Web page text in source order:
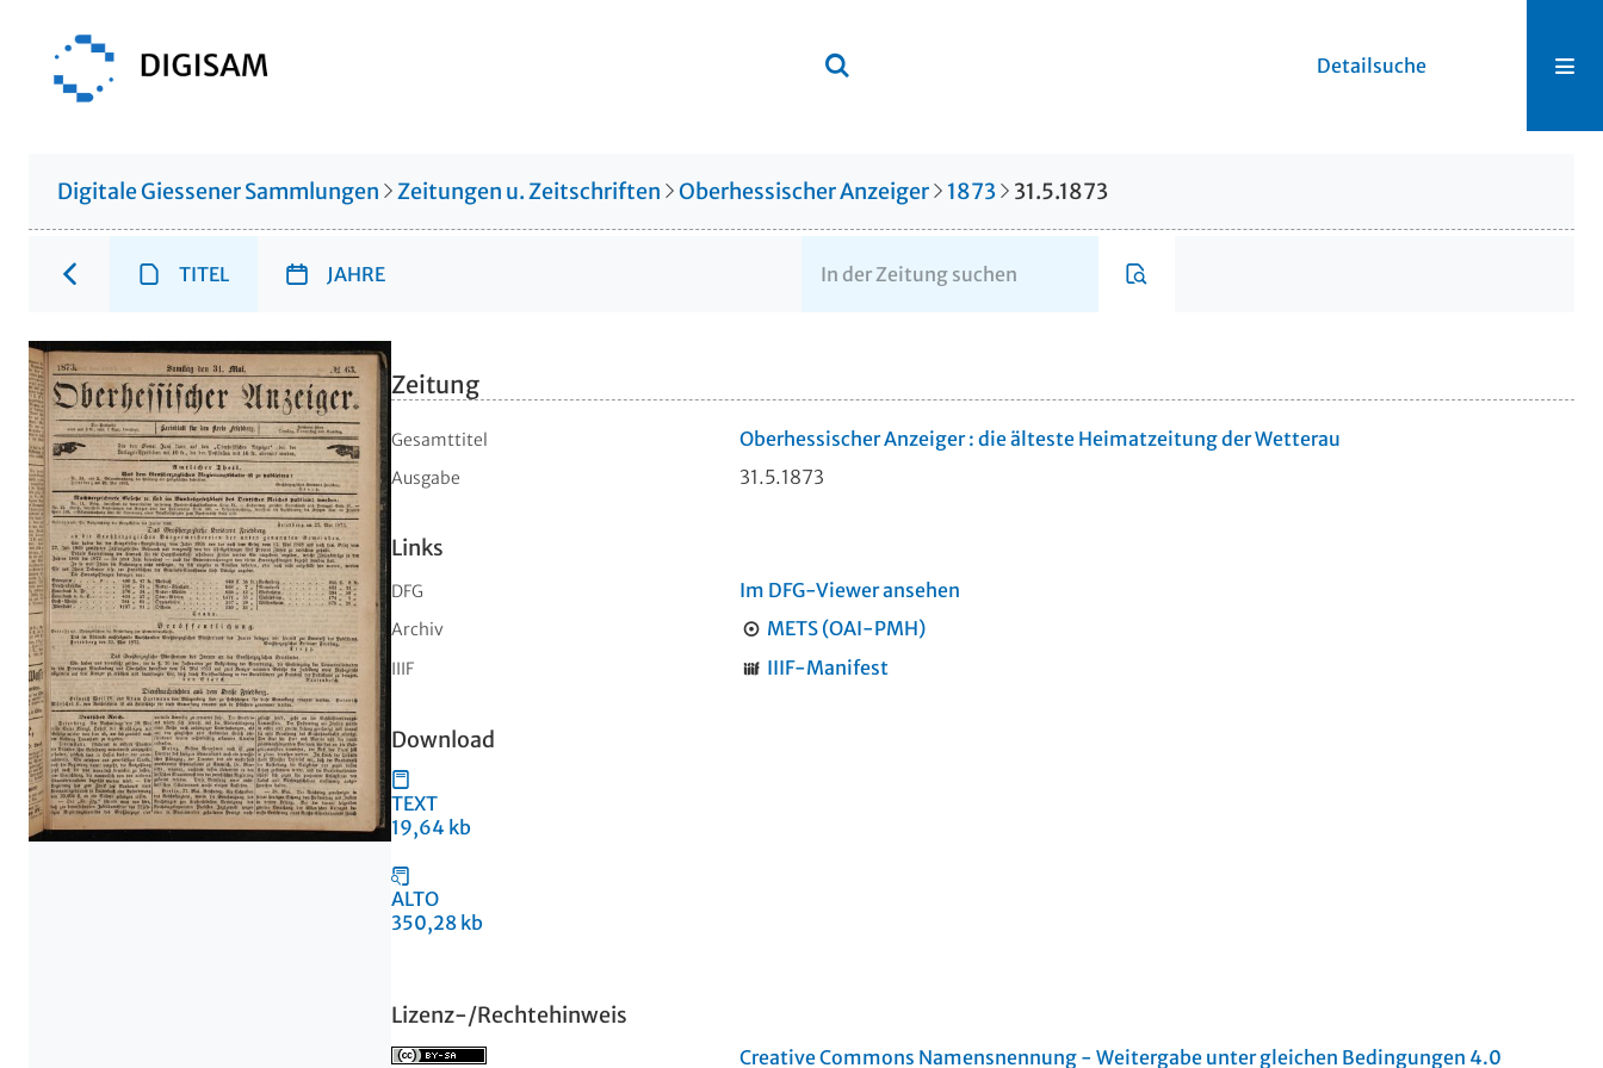
Detailsuche
Digitale Giessener Sammlungen Zeitungen u. Zeitschriften Oberhessischer Anzeiger 1873 31.5.1873
TITEL JAHRE
Zeitung
Gesamttitel Oberhessischer Anzeiger : die älteste Heimatzeitung der Wetterau
Ausgabe 31.5.1873
Links
DFG Im DFG-Viewer ansehen
Archiv METS (OAI-PMH)
IIIF IIIF-Manifest
Download
TEXT
19,64 kb
ALTO
350,28 kb
Lizenz-/Rechtehinweis
Creative Commons Namensnennung - Weitergabe unter gleichen Bedingungen 4.0